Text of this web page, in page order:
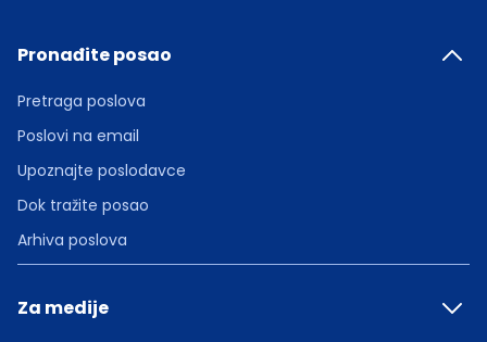
Pronađite posao
Pretraga poslova
Poslovi na email
Upoznajte poslodavce
Dok tražite posao
Arhiva poslova
Za medije